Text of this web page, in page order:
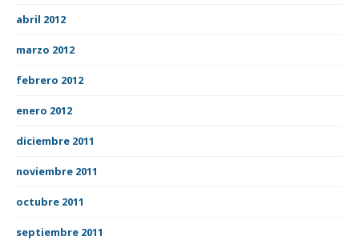
abril 2012
marzo 2012
febrero 2012
enero 2012
diciembre 2011
noviembre 2011
octubre 2011
septiembre 2011